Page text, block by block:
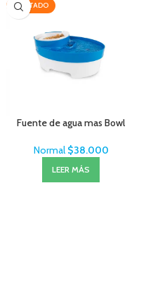
AGOTADO
Fuente de agua mas Bowl
Normal $38.000
LEER MÁS